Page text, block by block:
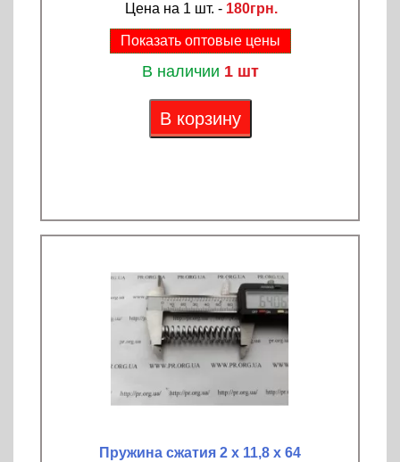
Цена на 1 шт. - 180грн.
Показать оптовые цены
В наличии 1 шт
В корзину
Пружина сжатия 2 х 11,8 х 64